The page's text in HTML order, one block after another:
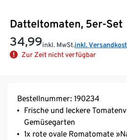
Datteltomaten, 5er-Set
34,99inkl. MwSt.inkl.
Zur Zeit nicht verfügbar
Bestellnummer: 190234
Frische und leckere
Gemüsegarten
1x rote ovale Romatomate